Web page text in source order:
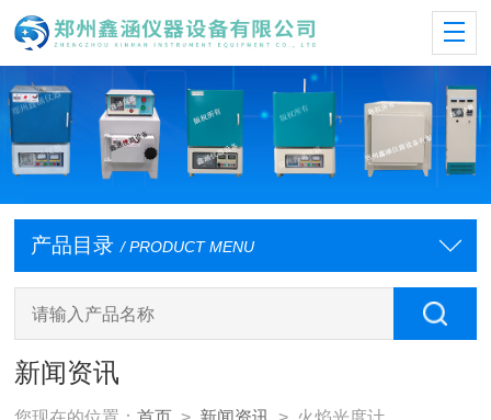
产品目录 / PRODUCT MENU
新闻资讯